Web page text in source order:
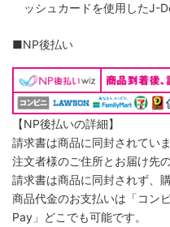
ッシュカードを使用したJ-
■NP後払い
【NP後払いの詳細】
請求書は商品に同封されてい
注文者様のご住所とお届け先
請求書は商品に同封されず、
商品代金のお支払いは「コン
Pay」どこでも可能です。